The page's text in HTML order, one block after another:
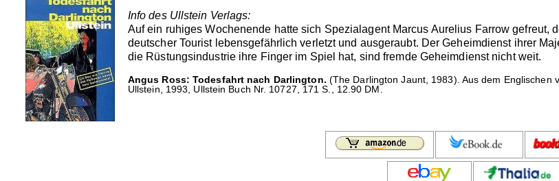
Info des Ullstein Verlags:
Auf ein ruhiges Wochenende hatte sich Spezialagent Marcus Aurelius Farrow
deutscher Tourist lebensgefährlich verletzt und ausgeraubt. Der Geheimdienst ihrer
die Rüstungsindustrie ihre Finger im Spiel hat, sind fremde Geheimdienst nicht weit.
Angus Ross: Todesfahrt nach Darlington. (The Darlington Jaunt, 1983). Aus dem
Ullstein, 1993, Ullstein Buch Nr. 10727, 171 S., 12.90 DM.